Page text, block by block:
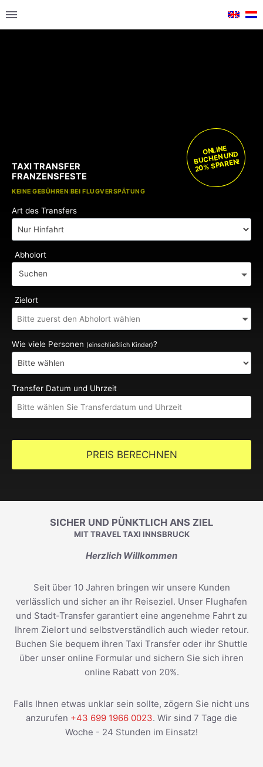
KOSTENLOSE KINDERSITZE
KEINE GEBÜHREN BEI FLUGVERSPÄTUNG
TAXI TRANSFER
FRANZENSFESTE
ONLINE
BUCHEN UND
20% SPAREN!
Art des Transfers
Abholort
Suchen
Zielort
Wie viele Personen (einschließlich Kinder)?
Transfer Datum und Uhrzeit
PREIS BERECHNEN
SICHER UND PÜNKTLICH ANS ZIEL
MIT TRAVEL TAXI INNSBRUCK
Herzlich Willkommen
Seit über 10 Jahren bringen wir unsere Kunden
verlässlich und sicher an ihr Reiseziel. Unser Flughafen
und Stadt-Transfer garantiert eine angenehme Fahrt zu
Ihrem Zielort und selbstverständlich auch wieder retour.
Buchen Sie bequem ihren Taxi Transfer oder ihr Shuttle
über unser online Formular und sichern Sie sich ihren
online Rabatt von 20%.
Falls Ihnen etwas unklar sein sollte, zögern Sie nicht uns
anzurufen +43 699 1966 0023. Wir sind 7 Tage die
Woche - 24 Stunden im Einsatz!